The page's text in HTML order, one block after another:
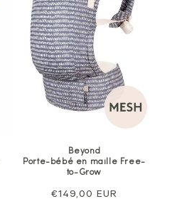
Beyond
Porte-bébé en maille Free-
to-Grow
Prix
€149,00 EUR